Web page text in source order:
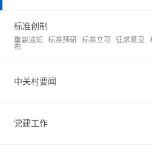
标准创制
重要通知 标准预研 标准立项 征求意见
布
中关村要闻
党建工作